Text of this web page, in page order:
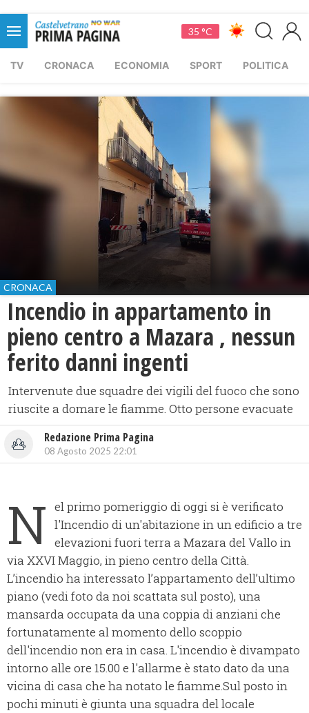
35 °C
TV CRONACA ECONOMIA SPORT POLITICA
CRONACA
Incendio in appartamento in
pieno centro a Mazara , nessun
ferito danni ingenti
Intervenute due squadre dei vigili del fuoco che sono
riuscite a domare le fiamme. Otto persone evacuate
Redazione Prima Pagina
08 Agosto 2025 22:01
N el primo pomeriggio di oggi si è verificato
l'Incendio di un'abitazione in un edificio a tre
elevazioni fuori terra a Mazara del Vallo in
via XXVI Maggio, in pieno centro della Città.
L’incendio ha interessato l’appartamento dell’ultimo
piano (vedi foto da noi scattata sul posto), una
mansarda occupata da una coppia di anziani che
fortunatamente al momento dello scoppio
dell'incendio non era in casa. L'incendio è divampato
intorno alle ore 15.00 e l'allarme è stato dato da una
vicina di casa che ha notato le fiamme.Sul posto in
pochi minuti è giunta una squadra del locale